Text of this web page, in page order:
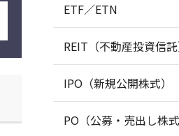
ETF／ETN
REIT（不動産投資信託
IPO（新規公開株式）
PO（公募・売出し株式